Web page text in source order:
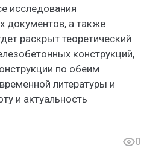
исследования
документов, а также
раскрыт теоретический
конструкций,
по обеим
литературы и
и актуальность
0